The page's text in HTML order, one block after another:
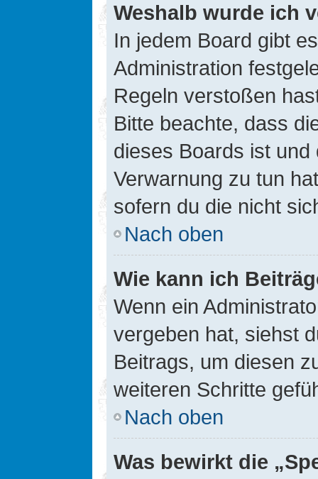
Weshalb wurde ich
In jedem Board gibt
Administration
Regeln verstoßen
Bitte beachte, dass
dieses Boards ist
Verwarnung zu tun
sofern du die nicht
Nach oben
Wie kann ich
Wenn ein
vergeben hat, siehst
Beitrags, um diesen
weiteren Schritte
Nach oben
Was bewirkt die